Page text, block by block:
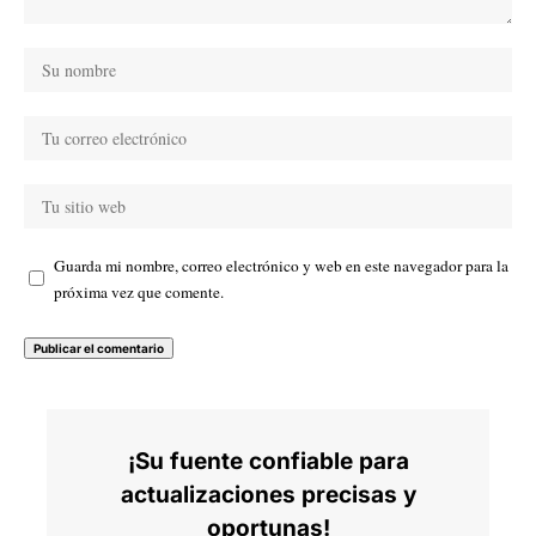
Guarda mi nombre, correo electrónico y web en este navegador para la
próxima vez que comente.
¡Su fuente confiable para
actualizaciones precisas y
oportunas!